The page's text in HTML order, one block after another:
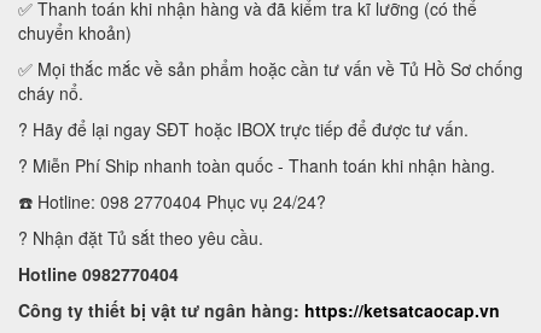
✅ Thanh toán khi nhận hàng và đã kiểm tra kĩ lưỡng (có thể
chuyển khoản)
✅ Mọi thắc mắc về sản phẩm hoặc cần tư vấn về Tủ Hồ Sơ chống
cháy nổ.
? Hãy để lại ngay SĐT hoặc IBOX trực tiếp để được tư vấn.
? Miễn Phí Ship nhanh toàn quốc - Thanh toán khi nhận hàng.
☎️ Hotline: 098 2770404 Phục vụ 24/24?
? Nhận đặt Tủ sắt theo yêu cầu.
Hotline 0982770404
Công ty thiết bị vật tư ngân hàng: https://ketsatcaocap.vn